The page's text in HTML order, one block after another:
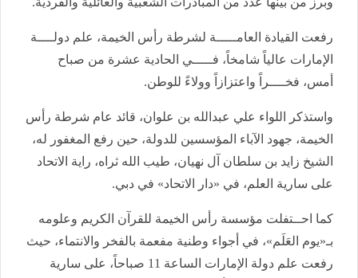
رفعت القيادة العامـــــة لشرطة رأس الخيمة، علم دولــــة
الإمارات عالياً شامخاً، فـــــي الحادية عشرة من صباح
أمس، فخــــراً واعتزازاً وولاءً للوطن.
واستذكر اللواء علي عبدالله بن علوان، قائد عام شرطة رأس
الخيمة، جهود الآباء المؤسسين للدولة، حين رفع المغفور له،
الشيخ زايد بن سلطان آل نهيان، طيب الله ثراه، راية الاتحاد
على سارية العلم، في «دار الاتحاد» في دبي.
كما احــتفلت مؤسسة رأس الخيمة للقرآن الكريم وعلومه
بـ«يوم العَلَم»، في أجواء وطنية مفعمة بالفخر والانتماء، حيث
رفعت علم دولة الإمارات الساعة 11 صباحاً، على سارية